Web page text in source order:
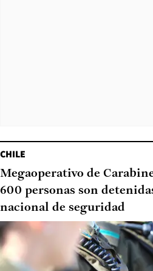
CHILE
Megaoperativo de
600 personas son
nacional de seguridad